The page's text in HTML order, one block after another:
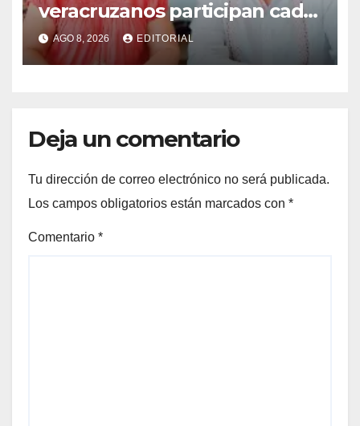
veracruzanos participan cada
año en programas de
movilidad laboral: STPSP
AGO 8, 2026 EDITORIAL
Deja un comentario
Tu dirección de correo electrónico no será publicada.
Los campos obligatorios están marcados con *
Comentario *